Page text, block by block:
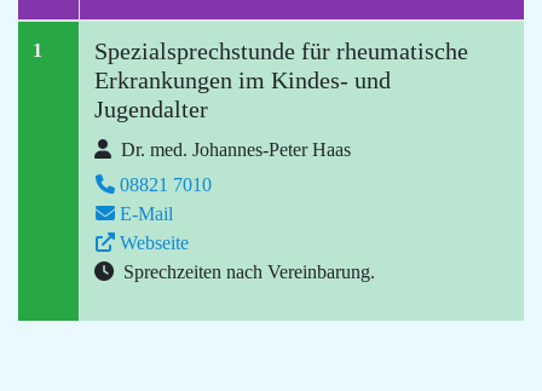
1
Spezialsprechstunde für rheumatische
Erkrankungen im Kindes- und
Jugendalter
Dr. med. Johannes-Peter Haas
08821 7010
E-Mail
Webseite
Sprechzeiten nach Vereinbarung.